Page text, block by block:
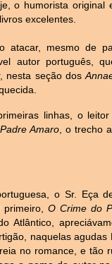
o humorista original
excelentes.
atacar, mesmo de
autor português,
nesta seção dos
linhas, o
Amaro, o trecho
o Sr. Eça
primeiro, O Crime do
Atlântico,
naquelas agudas
no romance, e tão